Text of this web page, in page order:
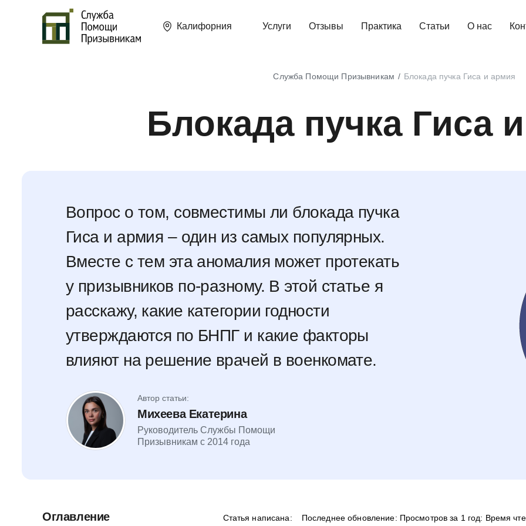
Калифорния Услуги Отзывы Практика Статьи О нас
Служба Помощи Призывникам Блокада пучка Гиса и армия
Блокада пучка Гиса
Вопрос о том, совместимы ли блокада пучка
Гиса и армия – один из самых популярных.
Вместе с тем эта аномалия может протекать
у призывников по-разному. В этой статье я
расскажу, какие категории годности
утверждаются по БНПГ и какие факторы
влияют на решение врачей в военкомате.
Автор статьи:
Михеева Екатерина
Руководитель Службы Помощи
Призывникам с 2014 года
Статья написана:
Последнее обновление: Просмотров за 1 год: Время
Оглавление